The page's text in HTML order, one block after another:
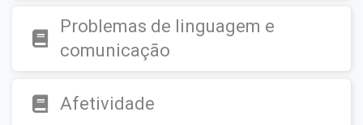
Problemas de linguagem e
comunicação
Afetividade